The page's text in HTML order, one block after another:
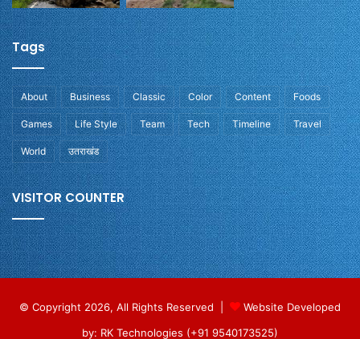
Tags
About Business Classic Color Content Foods
Games Life Style Team Tech Timeline Travel
World उतराखंड
VISITOR COUNTER
© Copyright 2026, All Rights Reserved |
Website Developed
by: RK Technologies (+91 9540173525)